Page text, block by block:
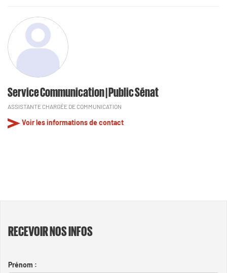
Service Communication | Public Sénat
ASSISTANTE CHARGÉE DE COMMUNICATION
Voir les informations de contact
RECEVOIR NOS INFOS
Prénom :